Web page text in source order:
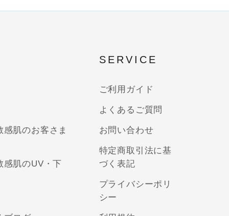
肌のお客さま
感肌のUV・下
SERVICE
ご利用ガイド
よくあるご質問
お問い合わせ
特定商取引法に基
づく表記
プライバシーポリ
シー